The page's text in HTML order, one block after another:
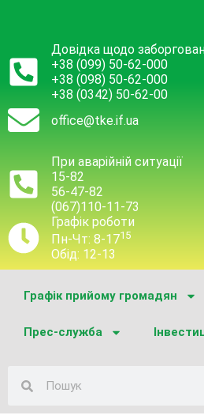
Довідка щодо
+38 (099) 50-62-000
+38 (098) 50-62-000
+38 (0342) 50-62-00
office@tke.if.ua
При аварійній ситуації
15-82
56-47-82
(067)110-11-73
Графік роботи
Пн-Чт: 8-1715
Обід: 12-13
Графік прийому громадян
Прес-служба